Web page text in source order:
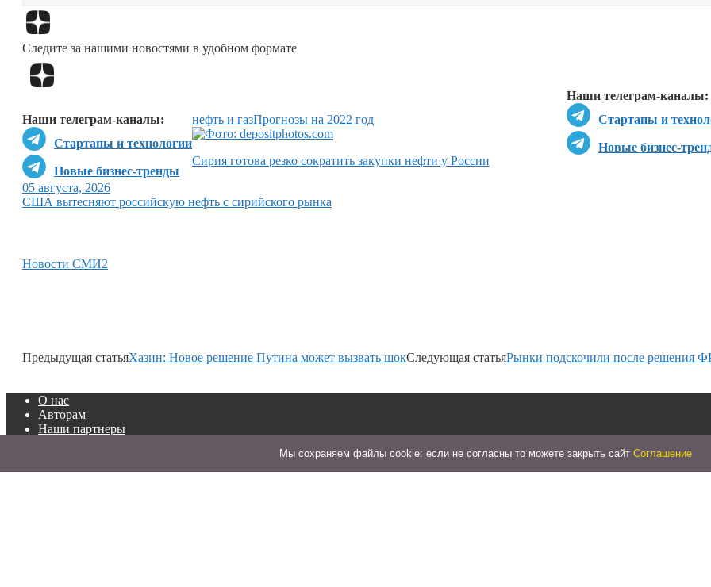
Следите за нашими новостями в удобном формате
Наши телеграм-каналы:
Стартапы и
Новые бизнес-
Наши телеграм-каналы:
Стартапы и технологии
Новые бизнес-тренды
нефть и газПрогнозы на 2022 год
Сирия готова резко сократить закупки нефти у России
05 августа, 2026
США вытесняют российскую нефть с сирийского рынка
Новости СМИ2
Предыдущая статьяХазин: Новое решение Путина может вызвать шокСледующая статьяРынки подскочили после решения
О нас
Авторам
Наши партнеры
Особое уведомление
Мы cохраняем файлы cookie: если не согласны то можете закрыть сайт Соглашение